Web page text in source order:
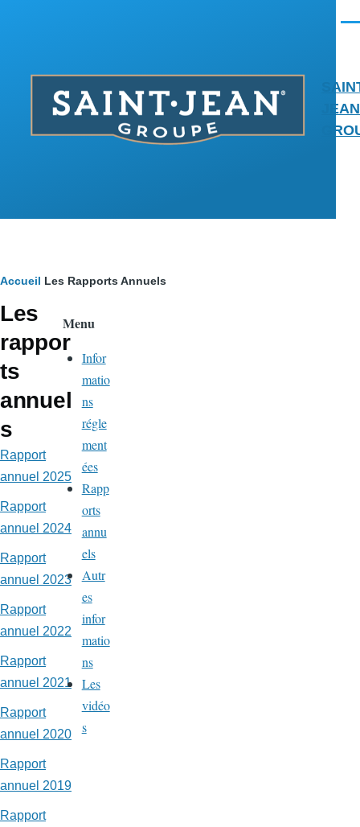
JEAN
Fil
d'Ariane
Accueil Les Rapports Annuels
Les
rappor
ts
annuel
s
Rapport
annuel 2025
Rapport
annuel 2024
Rapport
annuel 2023
Rapport
annuel 2022
Rapport
annuel 2021
Rapport
annuel 2020
Rapport
annuel 2019
Rapport
Menu
Infor
matio
ns
régle
ment
ées
Rapp
orts
annu
els
Autr
es
infor
matio
ns
Les
vidéo
s